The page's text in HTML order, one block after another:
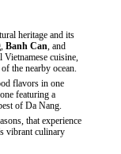
heritage and its
,Banh Can, and
cuisine,
the nearby ocean.
flavors in one
featuring a
of Da Nang.
that experience
vibrant culinary